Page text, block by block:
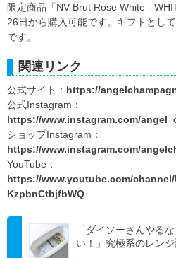
限定商品「NV Brut Rose White -
26日から購入可能です。ギフトとし
です。
関連リンク
公式サイト： https://
公式Instagram：
https://www.instagram.com/
ショップInstagram：
https://www.instagram.com/
YouTube：
https://www.youtube.com/channel/
KzpbnCtbjfbWQ
「ダイソーさんやる
い！」究極系のレンジ